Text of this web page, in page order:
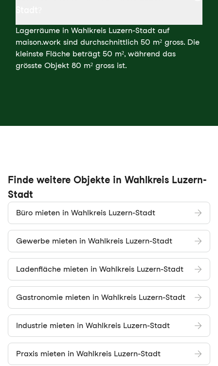
Lagerräume in Wahlkreis Luzern-Stadt auf
maison.work sind durchschnittlich 50 m² gross. Die
kleinste Fläche beträgt 50 m², während das
grösste Objekt 80 m² gross ist.
Finde weitere Objekte in Wahlkreis Luzern-
Stadt
Büro mieten in Wahlkreis Luzern-Stadt
Gewerbe mieten in Wahlkreis Luzern-Stadt
Ladenfläche mieten in Wahlkreis Luzern-Stadt
Gastronomie mieten in Wahlkreis Luzern-Stadt
Industrie mieten in Wahlkreis Luzern-Stadt
Praxis mieten in Wahlkreis Luzern-Stadt